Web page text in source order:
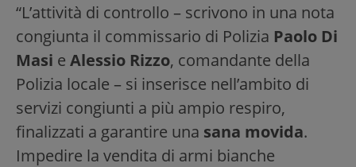
“L’attività di controllo – scrivono in una nota
congiunta il commissario di Polizia Paolo Di
Masi e Alessio Rizzo, comandante della
Polizia locale – si inserisce nell’ambito di
servizi congiunti a più ampio respiro,
finalizzati a garantire una sana movida.
Impedire la vendita di armi bianche